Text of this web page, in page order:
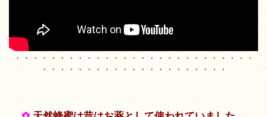
・・・・・・・・・・・・・・・・・・・・・・・・・・・
・・・・・・・・・・・・・・・・・・・・・